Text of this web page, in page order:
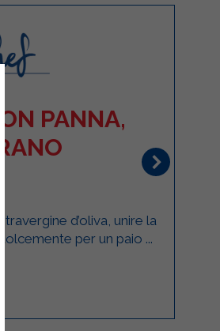
PANNA,
d’oliva, unire la
per un paio ...